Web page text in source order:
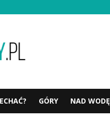
GÓRY NAD WODĘ